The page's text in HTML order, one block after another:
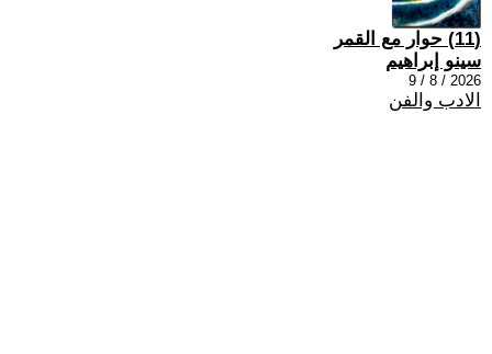
(11) حوار مع القمر
سينو إبراهيم
2026 / 8 / 9
الادب والفن